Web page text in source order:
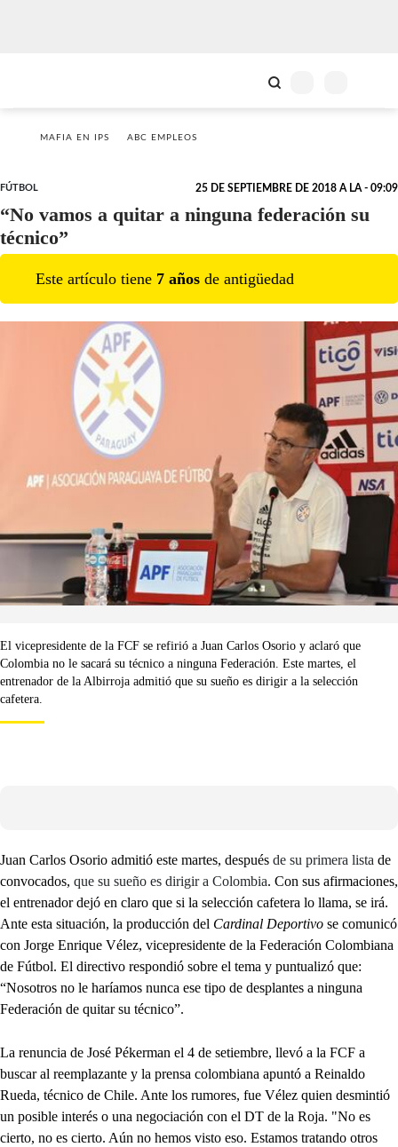
MAFIA EN IPS ABC EMPLEOS
FÚTBOL 25 DE SEPTIEMBRE DE 2018 A LA - 09:09
“No vamos a quitar a ninguna federación su
técnico”
Este artículo tiene 7 años de antigüedad
El vicepresidente de la FCF se refirió a Juan Carlos Osorio y aclaró que
Colombia no le sacará su técnico a ninguna Federación. Este martes, el
entrenador de la Albirroja admitió que su sueño es dirigir a la selección
cafetera.
Juan Carlos Osorio admitió este martes, después de su primera lista de
convocados, que su sueño es dirigir a Colombia. Con sus afirmaciones,
el entrenador dejó en claro que si la selección cafetera lo llama, se irá.
Ante esta situación, la producción del Cardinal Deportivo se comunicó
con Jorge Enrique Vélez, vicepresidente de la Federación Colombiana
de Fútbol. El directivo respondió sobre el tema y puntualizó que:
“Nosotros no le haríamos nunca ese tipo de desplantes a ninguna
Federación de quitar su técnico”.
La renuncia de José Pékerman el 4 de setiembre, llevó a la FCF a
buscar al reemplazante y la prensa colombiana apuntó a Reinaldo
Rueda, técnico de Chile. Ante los rumores, fue Vélez quien desmintió
un posible interés o una negociación con el DT de la Roja. "No es
cierto, no es cierto. Aún no hemos visto eso. Estamos tratando otros